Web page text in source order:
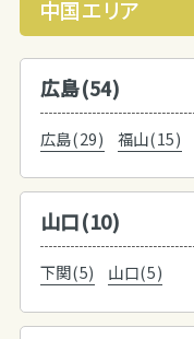
中国エリア
広島(54)
広島(29) 福山(15)
山口(10)
下関(5) 山口(5)